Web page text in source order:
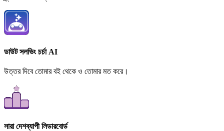
ডাউট সলভিং চর্চা AI
উত্তর দিবে তোমার বই থেকে ও তোমার মত করে।
সারা দেশব্যাপী লিডারবোর্ড